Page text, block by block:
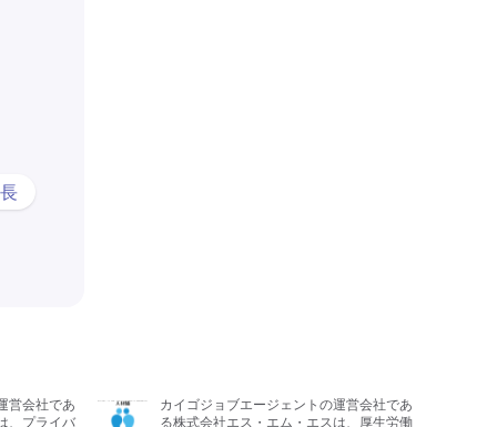
営会社であ
、プライバ
カイゴジョブエージェントの運営会社であ
る株式会社エス・エム・エスは、厚生労働